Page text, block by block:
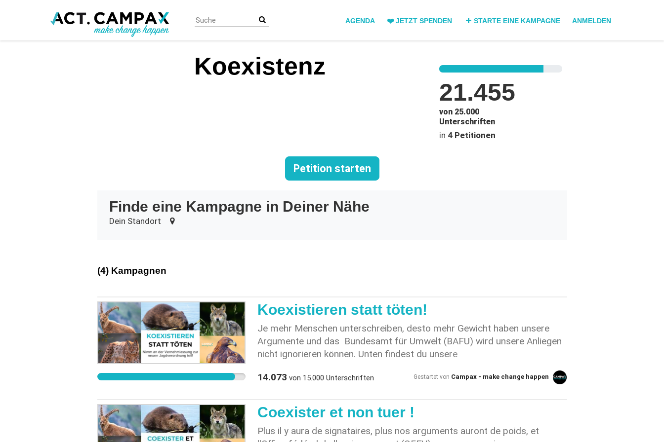
content
AGENDA ❤️ JETZT SPENDEN STARTE EINE KAMPAGNE ANMELDEN
Koexistenz
21.455
von 25.000
Unterschriften
in 4 Petitionen
Petition starten
Finde eine Kampagne in Deiner Nähe
Dein Standort
(4) Kampagnen
Koexistieren statt töten!
Je mehr Menschen unterschreiben, desto mehr Gewicht haben unsere
Argumente und das Bundesamt für Umwelt (BAFU) wird unsere Anliegen
nicht ignorieren können. Unten findest du unsere
Jagdverordnung überarbeitet wird. Unterschreibe jetzt für den Erhalt
geplanten Abschusspolitik! Der folgende Text wird als
Vernehmlassungsantwort eingereicht: Sehr geehrte Damen und Herren
des Bundesamts für Umwelt (BAFU) Im Namen von X Unterzeichnenden
14.073 von 15.000 Unterschriften Gestartet von Campax - make change happen
Coexister et non tuer !
Plus il y aura de signataires, plus nos arguments auront de poids, et